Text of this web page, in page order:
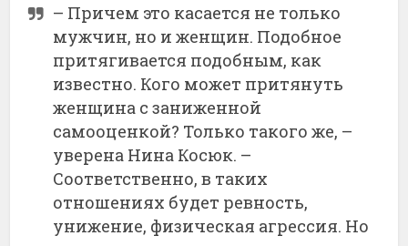
– Причем это касается не только
мужчин, но и женщин. Подобное
притягивается подобным, как
известно. Кого может притянуть
женщина с заниженной
самооценкой? Только такого же, –
уверена Нина Косюк. –
Соответственно, в таких
отношениях будет ревность,
унижение, физическая агрессия. Но